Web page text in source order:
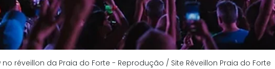
no réveillon da Praia do Forte - Reprodução / Site Réveillon Praia do Forte